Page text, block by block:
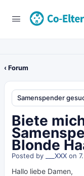
‹ Forum
Samenspender
Biete
Blonde
Posted by ___XXX on
Hallo liebe Damen,